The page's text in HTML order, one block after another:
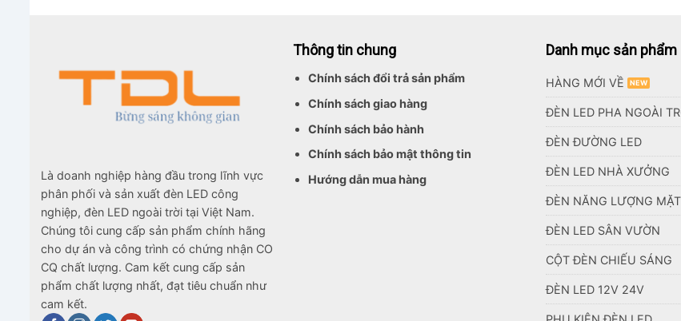
Là doanh nghiệp hàng đầu trong lĩnh vực
phân phối và sản xuất đèn LED công
nghiệp, đèn LED ngoài trời tại Việt Nam.
Chúng tôi cung cấp sản phẩm chính hãng
cho dự án và công trình có chứng nhận CO
CQ chất lượng. Cam kết cung cấp sản
phẩm chất lượng nhất, đạt tiêu chuẩn như
cam kết.
Thông tin chung
Chính sách đổi trả sản phẩm
Chính sách giao hàng
Chính sách bảo hành
Chính sách bảo mật thông tin
Hướng dẫn mua hàng
Danh mục sản phẩm
HÀNG MỚI VỀ
ĐÈN LED PHA NGOÀI
ĐÈN ĐƯỜNG LED
ĐÈN LED NHÀ XƯỞNG
ĐÈN NĂNG LƯỢNG
ĐÈN LED SÂN VƯỜN
CỘT ĐÈN CHIẾU SÁNG
ĐÈN LED 12V 24V